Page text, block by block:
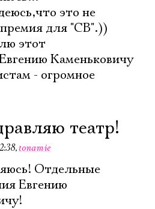
это не
для "СВ".))
этот
Каменьковичу
- огромное
театр!
, tonamie
Отдельные
Евгению
Имя